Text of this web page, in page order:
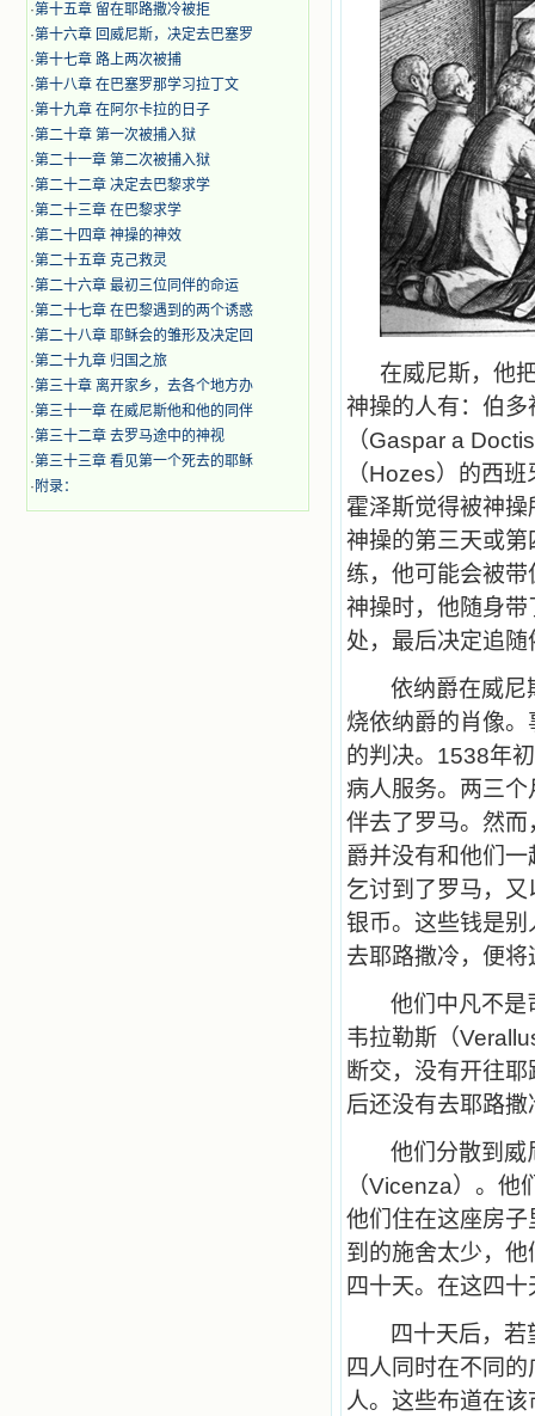
·第十五章 留在耶路撒冷被拒
·第十六章 回威尼斯，决定去巴塞罗
·第十七章 路上两次被捕
·第十八章 在巴塞罗那学习拉丁文
·第十九章 在阿尔卡拉的日子
·第二十章 第一次被捕入狱
·第二十一章 第二次被捕入狱
·第二十二章 决定去巴黎求学
·第二十三章 在巴黎求学
·第二十四章 神操的神效
·第二十五章 克己救灵
·第二十六章 最初三位同伴的命运
·第二十七章 在巴黎遇到的两个诱惑
·第二十八章 耶稣会的雏形及决定回
·第二十九章 归国之旅
·第三十章 离开家乡，去各个地方办
·第三十一章 在威尼斯他和他的同伴
·第三十二章 去罗马途中的神视
·第三十三章 看见第一个死去的耶稣
· 附录：
在威尼斯，他
神操的人有：伯多
（Gaspar a Doctis
（Hozes）的西班
霍泽斯觉得被神
神操的第三天或
练，他可能会被
神操时，他随身
处，最后决定追
依纳爵在威尼
烧依纳爵的肖像
的判决。 1538年
病人服务。两三
伴去了罗马。然
爵并没有和他们
乞讨到了罗马，
银币。这些钱是
去耶路撒冷，便
他们中凡不是
韦拉勒斯（
断交，没有开往
后还没有去耶路
他们分散到威
（Vicenza）。他
他们住在这座房
到的施舍太少，
四十天。在这四
四十天后，若
四人同时在不同
人。这些布道在